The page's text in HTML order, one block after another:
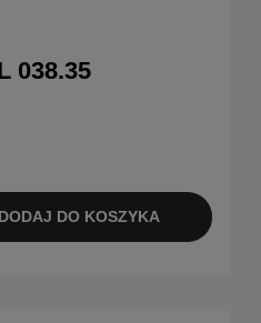
038.35
DODAJ DO KOSZYKA